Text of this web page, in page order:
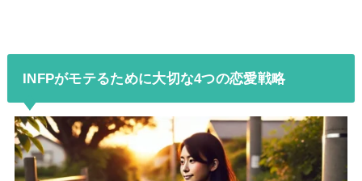
INFPがモテるために大切な4つの恋愛戦略